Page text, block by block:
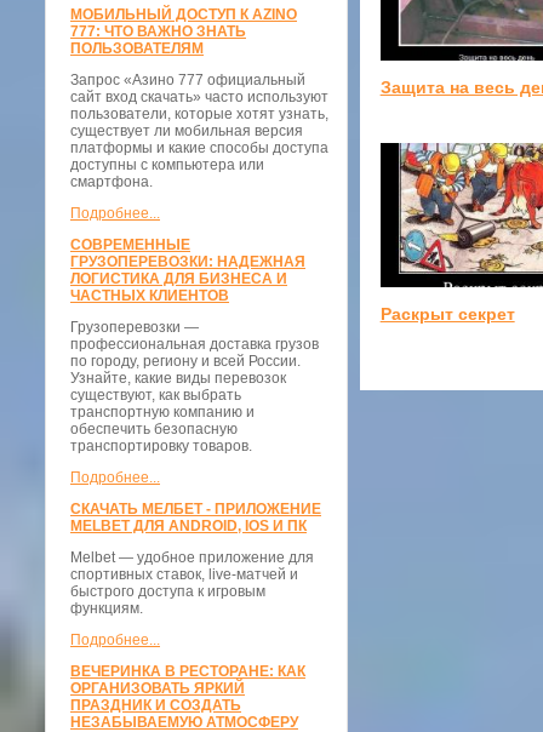
МОБИЛЬНЫЙ ДОСТУП К AZINO
777: ЧТО ВАЖНО ЗНАТЬ
ПОЛЬЗОВАТЕЛЯМ
Запрос «Азино 777 официальный
сайт вход скачать» часто используют
пользователи, которые хотят узнать,
существует ли мобильная версия
платформы и какие способы доступа
доступны с компьютера или
смартфона.
Подробнее...
СОВРЕМЕННЫЕ
ГРУЗОПЕРЕВОЗКИ: НАДЕЖНАЯ
ЛОГИСТИКА ДЛЯ БИЗНЕСА И
ЧАСТНЫХ КЛИЕНТОВ
Грузоперевозки —
профессиональная доставка грузов
по городу, региону и всей России.
Узнайте, какие виды перевозок
существуют, как выбрать
транспортную компанию и
обеспечить безопасную
транспортировку товаров.
Подробнее...
СКАЧАТЬ МЕЛБЕТ - ПРИЛОЖЕНИЕ
MELBET ДЛЯ ANDROID, IOS И ПК
Melbet — удобное приложение для
спортивных ставок, live-матчей и
быстрого доступа к игровым
функциям.
Подробнее...
ВЕЧЕРИНКА В РЕСТОРАНЕ: КАК
ОРГАНИЗОВАТЬ ЯРКИЙ
ПРАЗДНИК И СОЗДАТЬ
НЕЗАБЫВАЕМУЮ АТМОСФЕРУ
Защита на весь
Раскрыт секрет